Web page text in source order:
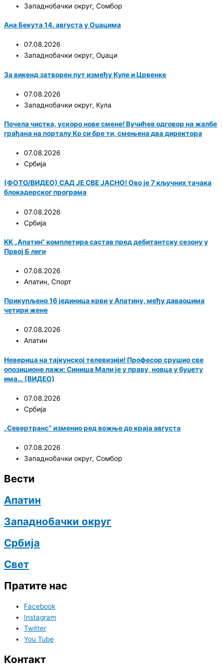
Западнобачки округ, Сомбор
Ана Бекута 14. августа у Оџацима
07.08.2026
Западнобачки округ, Оџаци
За викенд затворен пут између Куле и Црвенке
07.08.2026
Западнобачки округ, Кула
Почела чистка, ускоро нове смене! Вучићев одговор на жалбе
грађана на порталу Ко си бре ти, смењена два директора
07.08.2026
Србија
(ФОТО/ВИДЕО) САД ЈЕ СВЕ ЈАСНО! Ово је 7 кључних тачака
блокадерског програма
07.08.2026
Србија
KK „Апатин“ комплетира састав пред дебитантску сезону у
Првој Б лиги
07.08.2026
Апатин, Спорт
Прикупљено 16 јединица крви у Апатину, међу даваоцима
четири жене
07.08.2026
Апатин
Неверица на тајкунској телевизији! Професор срушио све
опозиционе лажи: Синиша Мали је у праву, новца у буџету
има… (ВИДЕО)
07.08.2026
Србија
„Севертранс“ изменио ред вожње до краја августа
07.08.2026
Западнобачки округ, Сомбор
Вести
Апатин
Западнобачки округ
Србија
Свет
Пратите нас
Facebook
Instagram
Twitter
You Tube
Контакт